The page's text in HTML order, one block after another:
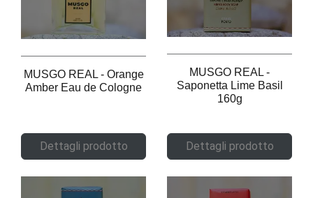
MUSGO REAL - Orange
Amber Eau de Cologne
Dettagli prodotto
MUSGO REAL -
Saponetta Lime Basil
160g
Dettagli prodotto